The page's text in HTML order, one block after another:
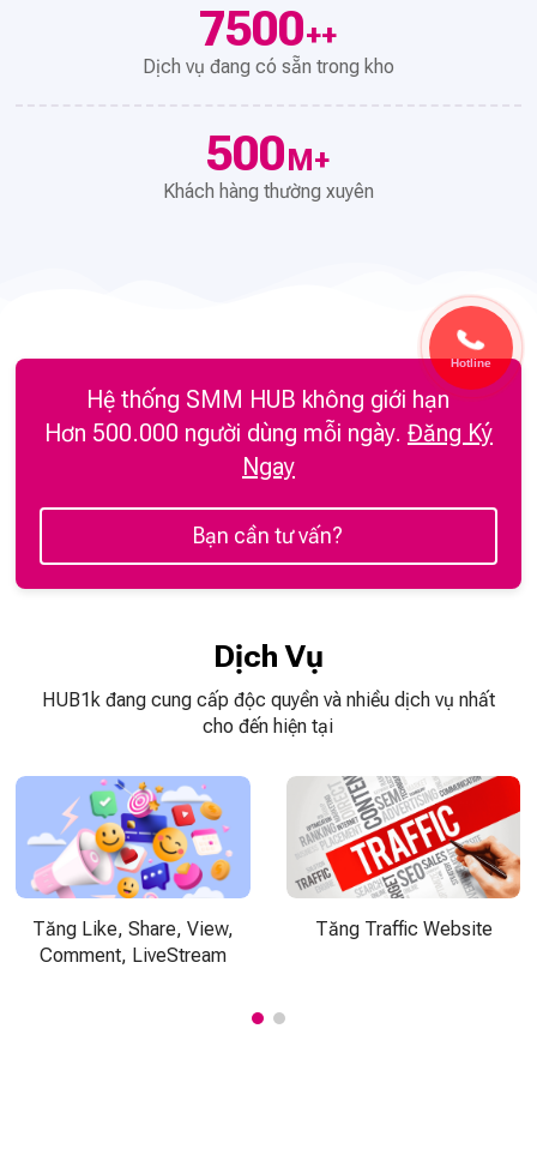
7500++
Dịch vụ đang có sẵn trong kho
500M+
Khách hàng thường xuyên
Hệ thống SMM HUB không giới hạn
Hơn 500.000 người dùng mỗi ngày. Đăng Ký
Ngay
Bạn cần tư vấn?
Dịch Vụ
HUB1k đang cung cấp độc quyền và nhiều dịch vụ nhất
cho đến hiện tại
Tăng Like, Share, View,
Comment, LiveStream
Tăng Traffic Website
Hotline